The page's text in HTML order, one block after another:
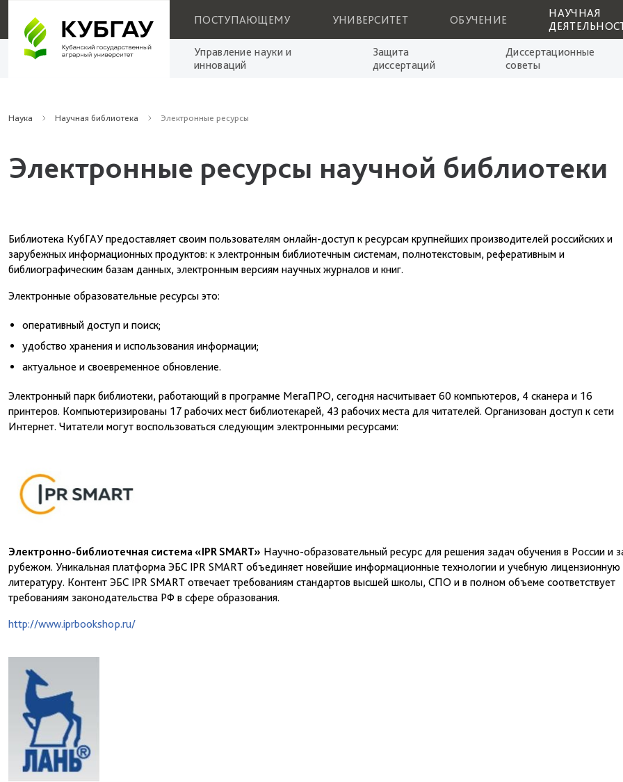
ПОСТУПАЮЩЕМУ УНИВЕРСИТЕТ ОБУЧЕНИЕ
НАУЧНАЯ
Управление науки и
инноваций
Защита
диссертаций
Диссертационные
советы
Наука Научная библиотека Электронные ресурсы
Электронные ресурсы научной библиотеки
Библиотека КубГАУ предоставляет своим пользователям онлайн-доступ к ресурсам крупнейших производителей российских и
зарубежных информационных продуктов: к электронным библиотечным системам, полнотекстовым, реферативным и
библиографическим базам данных, электронным версиям научных журналов и книг.
Электронные образовательные ресурсы это:
оперативный доступ и поиск;
удобство хранения и использования информации;
актуальное и своевременное обновление.
Электронный парк библиотеки, работающий в программе МегаПРО, сегодня насчитывает 60 компьютеров, 4 сканера и 16
принтеров. Компьютеризированы 17 рабочих мест библиотекарей, 43 рабочих места для читателей. Организован доступ к сети
Интернет. Читатели могут воспользоваться следующим электронными ресурсами:
Электронно-библиотечная система «IPR SMART» Научно-образовательный ресурс для решения задач обучения в России и
рубежом. Уникальная платформа ЭБС IPR SMART объединяет новейшие информационные технологии и учебную лицензионную
литературу. Контент ЭБС IPR SMART отвечает требованиям стандартов высшей школы, СПО и в полном объеме соответствует
требованиям законодательства РФ в сфере образования.
http://www.iprbookshop.ru/